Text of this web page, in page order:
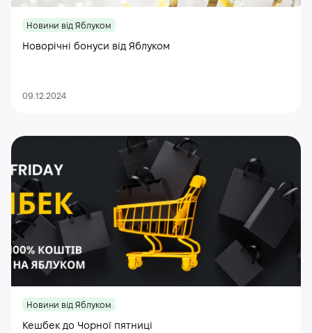
Новини від Яблуком
Новорічні бонуси від Яблуком
09.12.2024
Новини від Яблуком
Кешбек до Чорної пятниці